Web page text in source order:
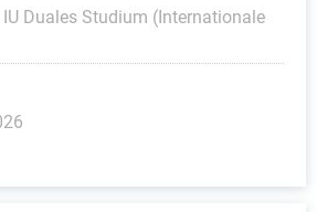
Duales Studium (Internationale